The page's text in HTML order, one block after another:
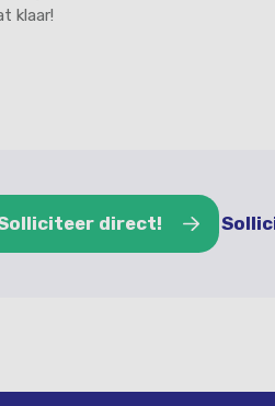
klaar!
direct!